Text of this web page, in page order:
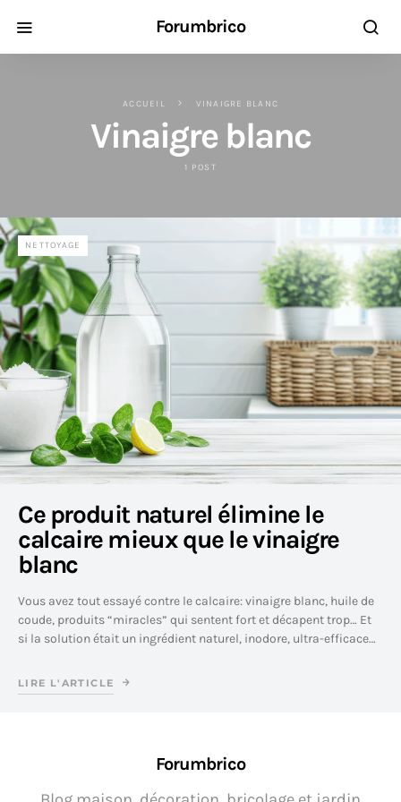
Forumbrico
ACCUEIL VINAIGRE BLANC
Vinaigre blanc
1 POST
NETTOYAGE
Ce produit naturel élimine le
calcaire mieux que le vinaigre
blanc
Vous avez tout essayé contre le calcaire: vinaigre blanc, huile de
coude, produits “miracles” qui sentent fort et décapent trop… Et
si la solution était un ingrédient naturel, inodore, ultra-efficace…
LIRE L'ARTICLE
Forumbrico